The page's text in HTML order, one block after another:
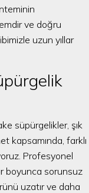
ve doğru
uzun yıllar
süpürgelikler, şık
kapsamında, farklı
Profesyonel
boyunca sorunsuz
uzatır ve daha